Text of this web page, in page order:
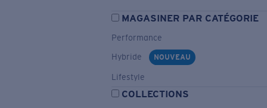
MAGASINER PAR CATÉGORIE
Performance
Hybride
NOUVEAU
Lifestyle
COLLECTIONS